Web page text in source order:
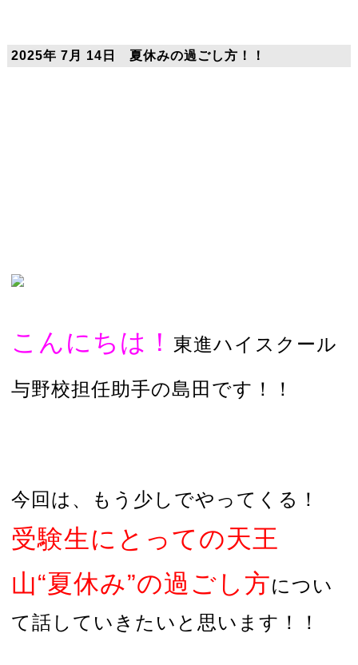
2025年 7月 14日 夏休みの過ごし方！！
こんにちは！ 東進ハイスクール
与野校担任助手の島田です！！
今回は、もう少しでやってくる！
受験生にとっての天王
山“夏休み”の過ごし方につい
て話していきたいと思います！！